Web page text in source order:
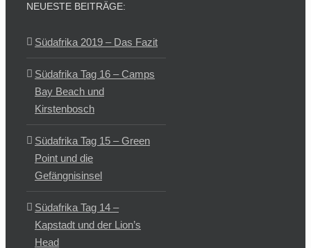
NEUESTE BEITRÄGE:
Südafrika 2019 – Das Fazit
Südafrika Tag 16 – Camps
Bay Beach und
Kirstenbosch
Südafrika Tag 15 – Green
Point und die
Gefängnisinsel
Südafrika Tag 14 –
Kapstadt und der Lion’s
Head